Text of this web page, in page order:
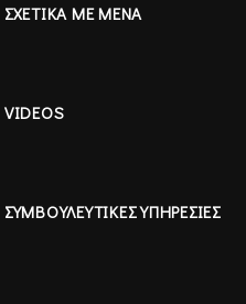
ΣΧΕΤΙΚΑ ΜΕ ΜΕΝΑ
VIDEOS
ΣΥΜΒΟΥΛΕΥΤΙΚΕΣ ΥΠΗΡΕΣΙΕΣ